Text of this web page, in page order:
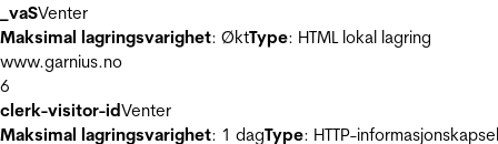
_vaSVenter
Maksimal lagringsvarighet: ØktType: HTML lokal lagring
www.garnius.no
6
clerk-visitor-idVenter
Maksimal lagringsvarighet: 1 dagType: HTTP-informasjonskapsel